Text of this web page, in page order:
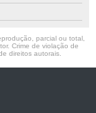
parcial ou total,
Crime de violação de
direitos autorais